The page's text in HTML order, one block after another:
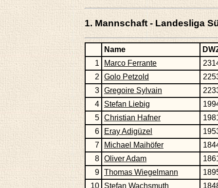
1. Mannschaft - Landesliga
Name
1
Marco Ferrante
2 Golo Petzold
3 Gregoire Sylvain
4
Stefan Liebig
5 Christian Hafner
6
Eray Adigüzel
7
Michael Maihöfer
8 Oliver Adam
9 Thomas Wiegelmann
10
Stefan Wachsmuth